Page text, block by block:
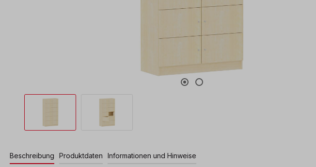
Beschreibung Produktdaten Informationen und Hinweise